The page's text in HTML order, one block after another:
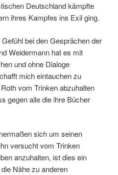
Deutschland kämpfte
ihres Kampfes ins Exil ging.
bei den Gesprächen der
Weidermann hat es mit
und ohne Dialoge
mich eintauchen zu
vom Trinken abzuhalten
gegen alle die ihre Bücher
sich um seinen
versucht vom Trinken
anzuhalten, ist dies ein
Nähe zu anderen